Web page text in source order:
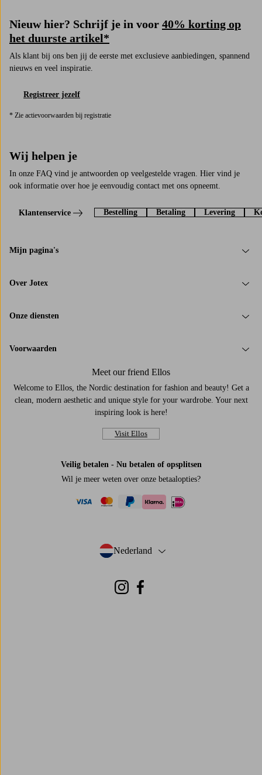
Nieuw hier? Schrijf je in voor 40% korting op
het duurste artikel*
Als klant bij ons ben jij de eerste met exclusieve aanbiedingen, spannend
nieuws en veel inspiratie.
Registreer jezelf
* Zie actievoorwaarden bij registratie
Wij helpen je
In onze FAQ vind je antwoorden op veelgestelde vragen. Hier vind je
ook informatie over hoe je eenvoudig contact met ons opneemt.
Klantenservice Bestelling Betaling Levering
Mijn pagina's
Over Jotex
Onze diensten
Voorwaarden
Meet our friend Ellos
Welcome to Ellos, the Nordic destination for fashion and beauty! Get a
clean, modern aesthetic and unique style for your wardrobe. Your next
inspiring look is here!
Visit Ellos
Veilig betalen - Nu betalen of opsplitsen
Wil je meer weten over onze betaalopties?
Nederland
- Selecteer land